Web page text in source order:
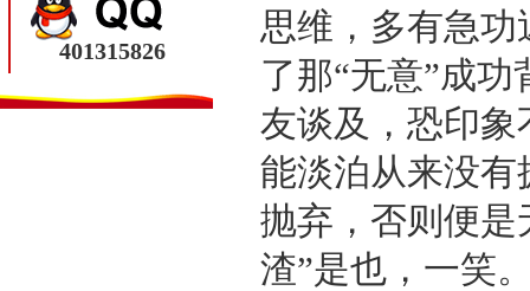
401315826
思维，多有急
了那“无意”成
友谈及，恐印象
能淡泊从来没有
抛弃，否则便是
渣”是也，一笑